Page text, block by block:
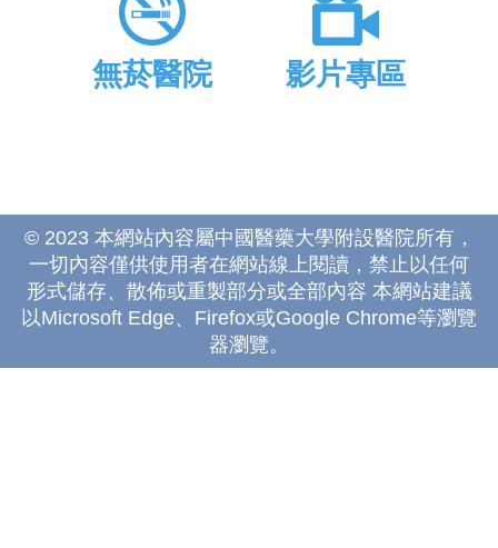
無菸醫院 影片專區
© 2023 本網站內容屬中國醫藥大學附設醫院所有，
一切內容僅供使用者在網站線上閱讀，禁止以任何
形式儲存、散佈或重製部分或全部內容 本網站建議
以Microsoft Edge、Firefox或Google Chrome等瀏覽
器瀏覽。